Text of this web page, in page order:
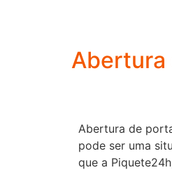
Abertura
Abertura de
pode ser uma
que a